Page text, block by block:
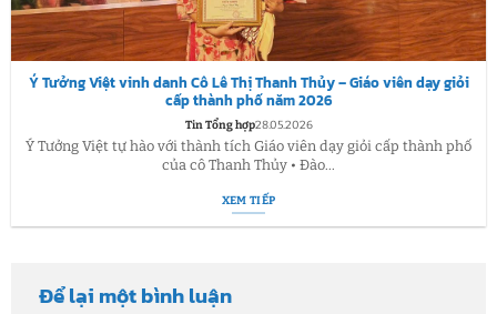
Ý Tưởng Việt vinh danh Cô Lê Thị Thanh Thủy – Giáo viên dạy giỏi
cấp thành phố năm 2026
Tin Tổng hợp28.05.2026
Ý Tưởng Việt tự hào với thành tích Giáo viên dạy giỏi cấp thành phố
của cô Thanh Thủy • Đào...
XEM TIẾP
Để lại một bình luận